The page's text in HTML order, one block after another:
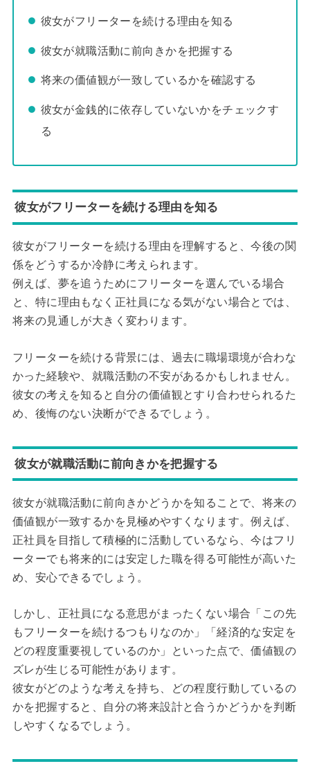
彼女がフリーターを続ける理由を知る
彼女が就職活動に前向きかを把握する
将来の価値観が一致しているかを確認する
彼女が金銭的に依存していないかをチェックす
る
彼女がフリーターを続ける理由を知る
彼女がフリーターを続ける理由を理解すると、今後の関
係をどうするか冷静に考えられます。
例えば、夢を追うためにフリーターを選んでいる場合
と、特に理由もなく正社員になる気がない場合とでは、
将来の見通しが大きく変わります。
フリーターを続ける背景には、過去に職場環境が合わな
かった経験や、就職活動の不安があるかもしれません。
彼女の考えを知ると自分の価値観とすり合わせられるた
め、後悔のない決断ができるでしょう。
彼女が就職活動に前向きかを把握する
彼女が就職活動に前向きかどうかを知ることで、将来の
価値観が一致するかを見極めやすくなります。例えば、
正社員を目指して積極的に活動しているなら、今はフリ
ーターでも将来的には安定した職を得る可能性が高いた
め、安心できるでしょう。
しかし、正社員になる意思がまったくない場合「この先
もフリーターを続けるつもりなのか」「経済的な安定を
どの程度重要視しているのか」といった点で、価値観の
ズレが生じる可能性があります。
彼女がどのような考えを持ち、どの程度行動しているの
かを把握すると、自分の将来設計と合うかどうかを判断
しやすくなるでしょう。